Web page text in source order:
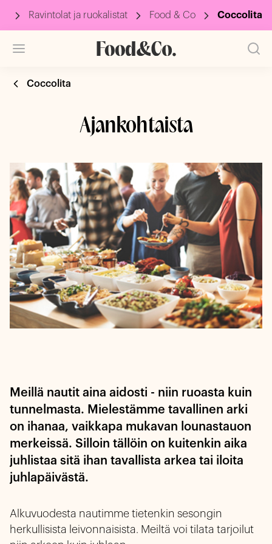
Ravintolat ja ruokalistat Food & Co Coccolita
Coccolita
Ajankohtaista
Meillä nautit aina aidosti - niin ruoasta kuin
tunnelmasta. Mielestämme tavallinen arki
on ihanaa, vaikkapa mukavan lounastauon
merkeissä. Silloin tällöin on kuitenkin aika
juhlistaa sitä ihan tavallista arkea tai iloita
juhlapäivästä.
Alkuvuodesta nautimme tietenkin sesongin
herkullisista leivonnaisista. Meiltä voi tilata tarjoilut